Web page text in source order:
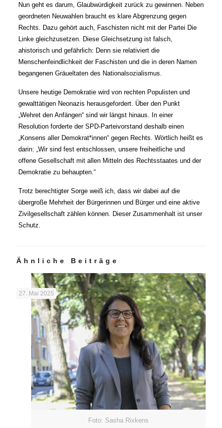
Nun geht es darum, Glaubwürdigkeit zurück zu gewinnen. Neben
geordneten Neuwahlen braucht es klare Abgrenzung gegen
Rechts. Dazu gehört auch, Faschisten nicht mit der Partei Die
Linke gleichzusetzen. Diese Gleichsetzung ist falsch,
ahistorisch und gefährlich: Denn sie relativiert die
Menschenfeindlichkeit der Faschisten und die in deren Namen
begangenen Gräueltaten des Nationalsozialismus.
Unsere heutige Demokratie wird von rechten Populisten und
gewalttätigen Neonazis herausgefordert. Über den Punkt
„Wehret den Anfängen“ sind wir längst hinaus. In einer
Resolution forderte der SPD-Parteivorstand deshalb einen
„Konsens aller Demokrat*innen“ gegen Rechts. Wörtlich heißt es
darin: „Wir sind fest entschlossen, unsere freiheitliche und
offene Gesellschaft mit allen Mitteln des Rechtsstaates und der
Demokratie zu behaupten.“
Trotz berechtigter Sorge weiß ich, dass wir dabei auf die
übergroße Mehrheit der Bürgerinnen und Bürger und eine aktive
Zivilgesellschaft zählen können. Dieser Zusammenhalt ist unser
Schutz.
Ähnliche Beiträge
Foto: Sasha Rixkens
27. Mai 2025